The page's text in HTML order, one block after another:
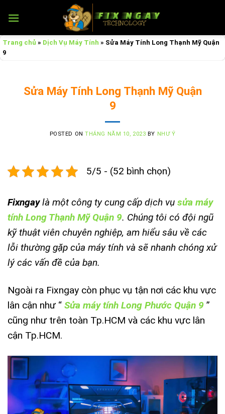
Trang chủ » Dịch Vụ Máy Tính » Sửa Máy Tính Long Thạnh Mỹ Quận
9
Sửa Máy Tính Long Thạnh Mỹ Quận
9
POSTED ONTHÁNG NĂM 10, 2023 BY NHƯ Ý
5/5 - (52 bình chọn)
Fixngaylà một công ty cung cấp dịch vụ sửa máy
tính Long Thạnh Mỹ Quận 9. Chúng tôi có đội ngũ
kỹ thuật viên chuyên nghiệp, am hiểu sâu về các
lỗi thường gặp của máy tính và sẽ nhanh chóng xử
lý các vấn đề của bạn.
Ngoài ra Fixngay còn phục vụ tận nơi các khu vực
lân cận như “ Sửa máy tính Long Phước Quận 9 ”
cũng như trên toàn Tp.HCM và các khu vực lân
cận Tp.HCM.